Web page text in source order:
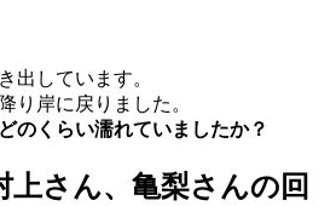
出しています。
り岸に戻りました。
のくらい濡れていましたか？
上さん、亀梨さんの回